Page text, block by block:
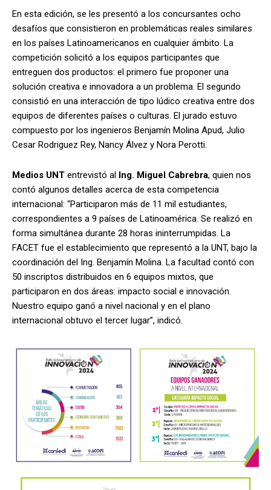
En esta edición, se les presentó a los concursantes ocho
desafíos que consistieron en problemáticas reales similares
en los países Latinoamericanos en cualquier ámbito. La
competición solicitó a los equipos participantes que
entreguen dos productos: el primero fue proponer una
solución creativa e innovadora a un problema. El segundo
consistió en una interacción de tipo lúdico creativa entre dos
equipos de diferentes países o culturas. El jurado estuvo
compuesto por los ingenieros Benjamín Molina Apud, Julio
Cesar Rodriguez Rey, Nancy Álvez y Nora Perotti.
Medios UNT entrevistó al Ing. Miguel Cabrebra, quien nos
contó algunos detalles acerca de esta competencia
internacional: “Participaron más de 11 mil estudiantes,
correspondientes a 9 países de Latinoamérica. Se realizó en
forma simultánea durante 28 horas ininterrumpidas. La
FACET fue el establecimiento que representó a la UNT, bajo la
coordinación del Ing. Benjamín Molina. La facultad contó con
50 inscriptos distribuidos en 6 equipos mixtos, que
participaron en dos áreas: impacto social e innovación.
Nuestro equipo ganó a nivel nacional y en el plano
internacional obtuvo el tercer lugar”, indicó.